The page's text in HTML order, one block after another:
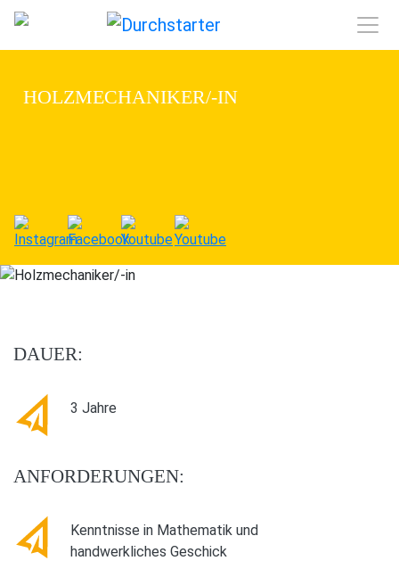
HOLZMECHANIKER/-IN
DAUER:
3 Jahre
ANFORDERUNGEN:
Kenntnisse in Mathematik und
handwerkliches Geschick